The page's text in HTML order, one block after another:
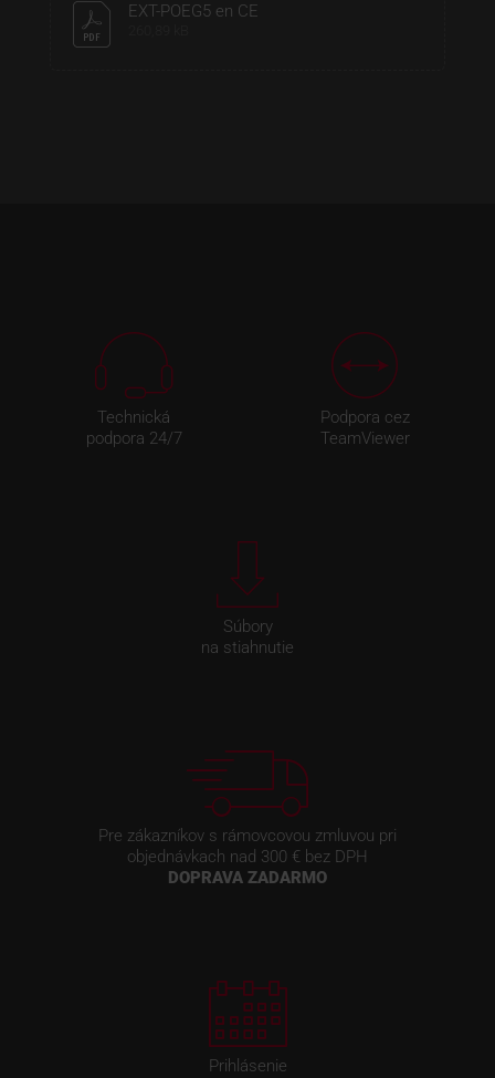
EXT-POEG5 en CE
Technická
podpora 24/7
Podpora cez
TeamViewer
Súbory
na stiahnutie
Pre zákazníkov s rámovcovou zmluvou pri
objednávkach nad 300 € bez DPH
DOPRAVA ZADARMO
Prihlásenie